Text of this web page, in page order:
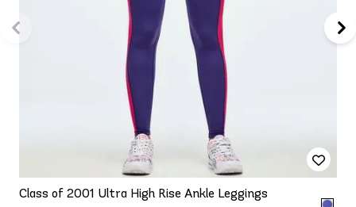
Class of 2001 Ultra High Rise Ankle Leggings